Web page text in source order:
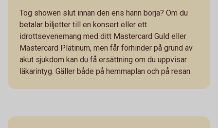
Tog showen slut innan den ens hann börja? Om du
betalar biljetter till en konsert eller ett
idrottsevenemang med ditt Mastercard Guld eller
Mastercard Platinum, men får förhinder på grund av
akut sjukdom kan du få ersättning om du uppvisar
läkarintyg. Gäller både på hemmaplan och på resan.